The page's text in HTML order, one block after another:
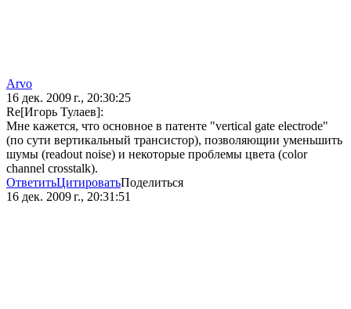
Arvo
16 дек. 2009 г., 20:30:25
Re[Игорь Тулаев]:
Мне кажется, что основное в патенте "vertical gate electrode"
(по сути вертикальный трансистор), позволяющии уменьшить
шумы (readout noise) и некоторые проблемы цвета (color
channel crosstalk).
ОтветитьЦитироватьПоделиться
16 дек. 2009 г., 20:31:51